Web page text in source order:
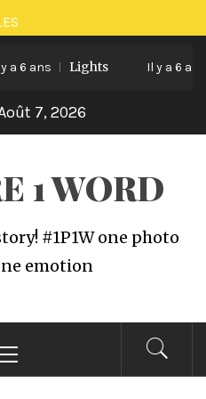
6 ans Lights Il y a 6 ans
7, 2026
1 WORD
#1P1W one photo
emotion
principal